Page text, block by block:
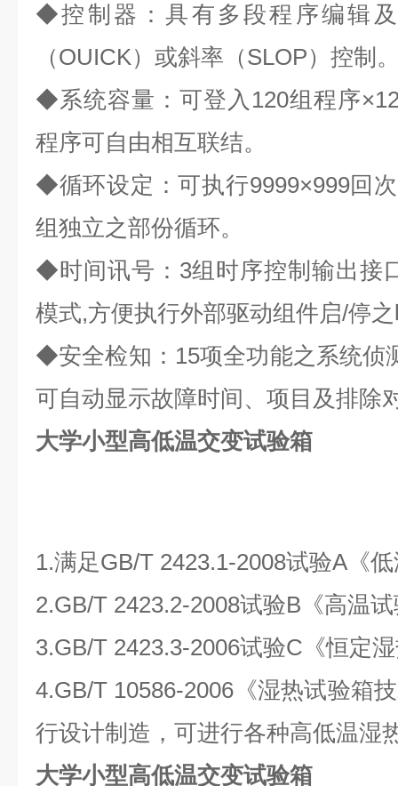
◆控制器：具有多段程序编辑
（OUICK）或斜率（SLOP）控制
◆系统容量：可登入120组程序
程序可自由相互联结。
◆循环设定：可执行9999×999回
组独立之部份循环。
◆时间讯号：3组时序控制输出接
模式,方便执行外部驱动组件启/停
◆安全检知：15项全功能之系统侦
可自动显示故障时间、项目及排除
大学小型高低温交变试验箱
1.满足GB/T 2423.1-2008试验A《
2.GB/T 2423.2-2008试验B《高温
3.GB/T 2423.3-2006试验C《恒定
4.GB/T 10586-2006《湿热试验箱
行设计制造，可进行各种高低温湿
大学小型高低温交变试验箱